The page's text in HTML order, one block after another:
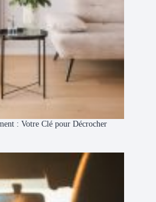
: Votre Clé pour Décrocher